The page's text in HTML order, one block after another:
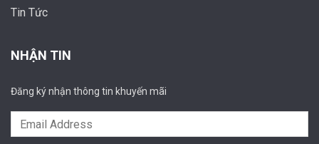
Tin Tức
NHẬN TIN
Đăng ký nhận thông tin khuyến mãi